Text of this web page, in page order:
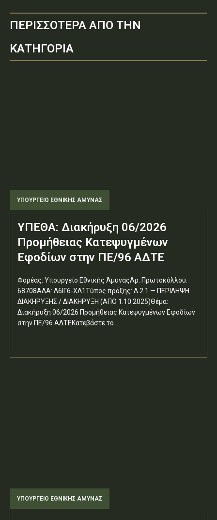
ΠΕΡΙΣΣΟΤΕΡΑ ΑΠΟ ΤΗΝ
ΚΑΤΗΓΟΡΙΑ
ΥΠΟΥΡΓΕΊΟ ΕΘΝΙΚΉΣ ΆΜΥΝΑΣ
ΥΠΕΘΑ: Διακήρυξη 06/2026
Προμήθειας Κατεψυγμένων
Εφοδίων στην ΠΕ/96 ΑΔΤΕ
Φορέας: Υπουργείο Εθνικής ΆμυναςΑρ. Πρωτοκόλλου:
68708ΑΔΑ: Λ6ΙΓ6-ΧΛ1Τύπος πράξης: Δ.2.1 — ΠΕΡΙΛΗΨΗ
ΔΙΑΚΗΡΥΞΗΣ / ΔΙΑΚΗΡΥΞΗ (ΑΠΟ 1.10.2025)Θέμα:
Διακήρυξη 06/2026 Προμήθειας Κατεψυγμένων Εφοδίων
στην ΠΕ/96 ΑΔΤΕΚατεβάστε το...
ΥΠΟΥΡΓΕΊΟ ΕΘΝΙΚΉΣ ΆΜΥΝΑΣ